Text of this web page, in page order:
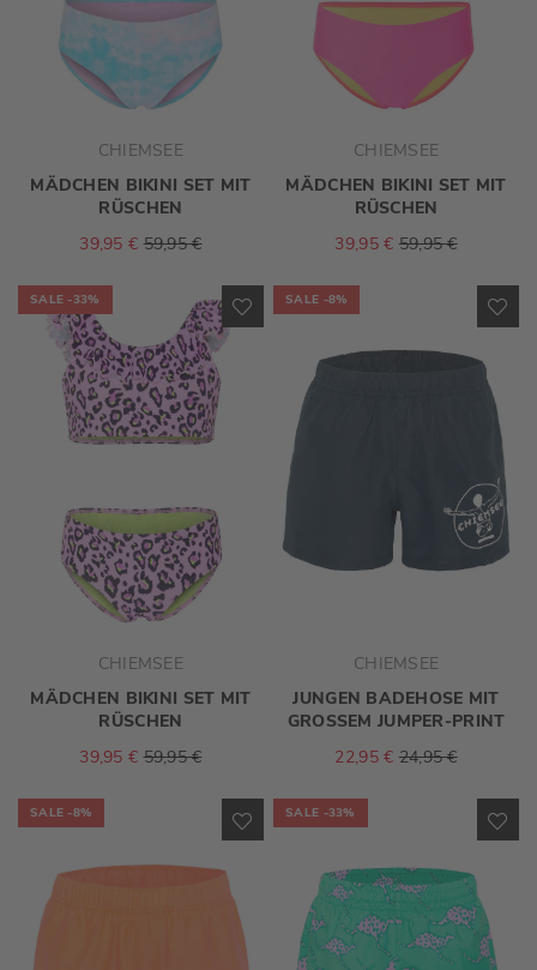
CHIEMSEE
MÄDCHEN BIKINI SET MIT
RÜSCHEN
39,95 € 59,95 €
CHIEMSEE
MÄDCHEN BIKINI SET MIT
RÜSCHEN
39,95 € 59,95 €
SALE -33%
ZUR
WUNSCHLISTE
HINZUFÜGEN
CHIEMSEE
MÄDCHEN BIKINI SET MIT
RÜSCHEN
39,95 € 59,95 €
SALE -8%
CHIEMSEE
JUNGEN BADEHOSE MIT
GROSSEM JUMPER-PRINT
22,95 € 24,95 €
SALE -8%
ZUR
HINZUFÜGEN
SALE -33%